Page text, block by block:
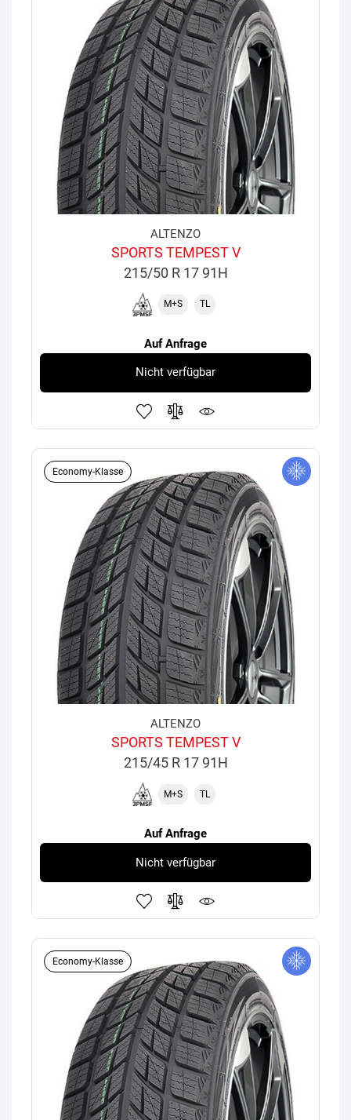
ALTENZO
SPORTS TEMPEST V
215/50 R 17 91H
M+S TL
Auf Anfrage
Nicht verfügbar
Economy-Klasse
ALTENZO
SPORTS TEMPEST V
215/45 R 17 91H
M+S TL
Auf Anfrage
Nicht verfügbar
Economy-Klasse